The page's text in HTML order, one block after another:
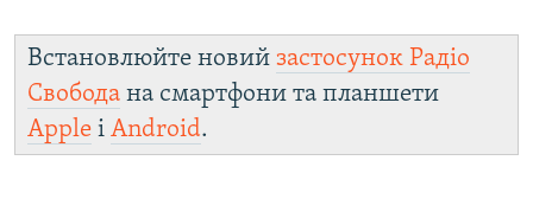
Встановлюйте новий застосунок Радіо
Свобода на смартфони та планшети
Apple і Android.